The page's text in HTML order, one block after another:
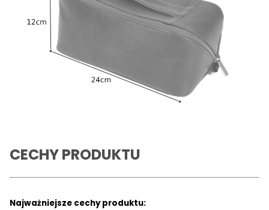
CECHY PRODUKTU
Najważniejsze cechy produktu: